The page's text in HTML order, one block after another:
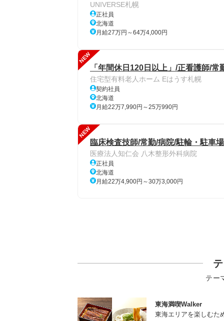
UNIVERSE札幌
正社員
北海道
月給27万円～64万4,000円
NEW
「年間休日120日以上」/正看護師/
住宅型有料老人ホーム Eはうす札幌
契約社員
北海道
月給22万7,990円～25万990円
NEW
臨床検査技師/常勤/病院/駐輪・駐車
医療法人知仁会 八木整形外科病院
正社員
北海道
月給22万4,900円～30万3,000円
テー
東海満喫Walker
東海エリアを楽しむた